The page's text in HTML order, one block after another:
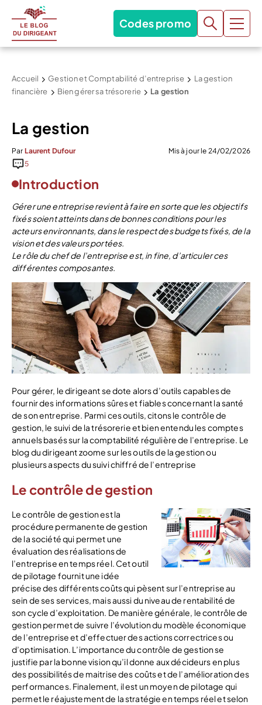
Codes promo
Accueil Gestion et Comptabilité d’entreprise
La gestion
financière
Bien gérer sa trésorerie La gestion
La gestion
Par Laurent Dufour
Mis à jour le 24/02/2026
5
Introduction
Gérer une entreprise revient à faire en sorte que les objectifs
fixés soient atteints dans de bonnes conditions pour les
acteurs environnants, dans le respect des budgets fixés, de la
vision et des valeurs portées.
Le rôle du chef de l’entreprise est, in fine, d’articuler ces
différentes composantes.
Pour gérer, le dirigeant se dote alors d’outils capables de
fournir des informations sûres et fiables concernant la santé
de son entreprise. Parmi ces outils, citons le contrôle de
gestion, le suivi de la trésorerie et bien entendu les comptes
annuels basés sur la comptabilité régulière de l’entreprise. Le
blog du dirigeant zoome sur les outils de la gestion ou
plusieurs aspects du suivi chiffré de l’entreprise
Le contrôle de gestion
Le contrôle de gestion est la
procédure permanente de gestion
de la société qui permet une
évaluation des réalisations de
l’entreprise en temps réel. Cet outil
de pilotage fournit une idée
précise des différents coûts qui pèsent sur l’entreprise au
sein de ses services, mais aussi du niveau de rentabilité de
son cycle d’exploitation. De manière générale, le contrôle de
gestion permet de suivre l’évolution du modèle économique
de l’entreprise et d’effectuer des actions correctrices ou
d’optimisation. L’importance du contrôle de gestion se
justifie par la bonne vision qu’il donne aux décideurs en plus
des possibilités de maitrise des coûts et de l’amélioration des
performances. Finalement, il est un moyen de pilotage qui
permet le réajustement de la stratégie en temps réel et selon